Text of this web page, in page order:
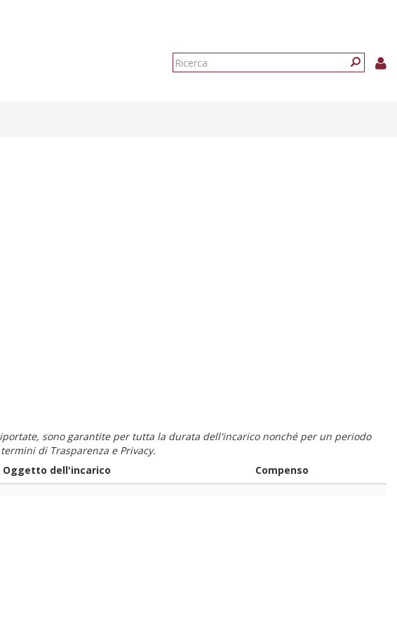
Form
sono garantite per tutta la durata dell'incarico nonché per un periodo
di Trasparenza e Privacy.
Oggetto dell'incarico Compenso